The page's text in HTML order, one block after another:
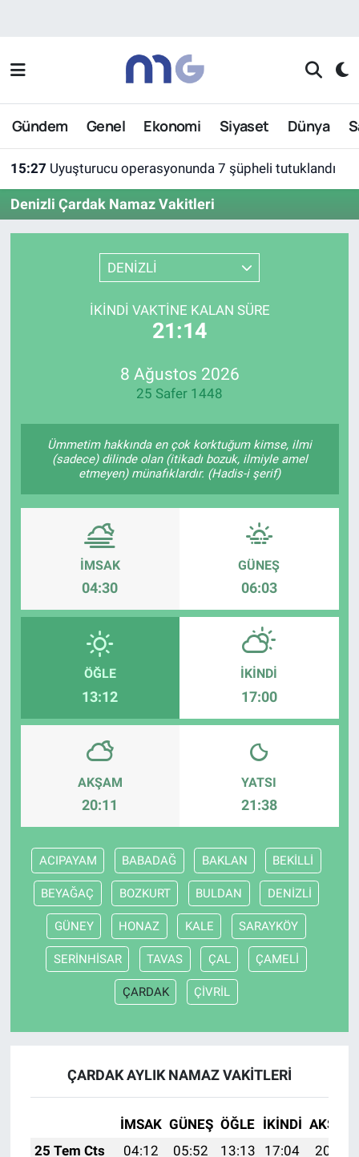
Gündem Genel Ekonomi Siyaset Dünya
15:27 Uyuşturucu operasyonunda 7 şüpheli tutuklandı
Denizli Çardak Namaz Vakitleri
DENİZLİ
İKINDI VAKTINE KALAN SÜRE
21:14
8 Ağustos 2026
25 Safer 1448
Ümmetim hakkında en çok korktuğum kimse, ilmi
(sadece) dilinde olan (itikadı bozuk, ilmiyle amel
etmeyen) münafıklardır. (Hadis-i şerif)
İMSAK
04:30
GÜNEŞ
06:03
ÖĞLE
13:12
İKINDI
17:00
AKŞAM
20:11
YATSI
21:38
ACIPAYAM BABADAĞ BAKLAN BEKİLLİ
BEYAĞAÇ BOZKURT BULDAN DENİZLİ
GÜNEY HONAZ KALE SARAYKÖY
SERİNHİSAR TAVAS ÇAL ÇAMELİ
ÇARDAK ÇİVRİL
ÇARDAK AYLIK NAMAZ VAKITLERI
İMSAK GÜNEŞ ÖĞLE İKINDI AKŞAM
25 Tem Cts
04:12 05:52 13:13 17:04
20:24
Nöbetçi Eczaneler
Hava Durumu
Süper Lig Puan Durumu ve Fikstür
Tüm Manşetler
Son Dakika Haberleri